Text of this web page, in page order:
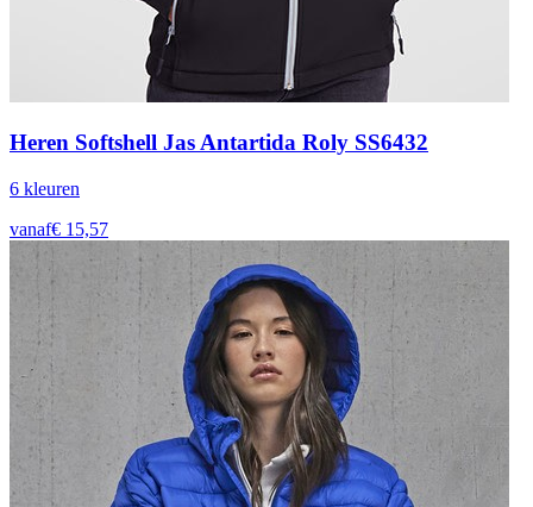
Heren Softshell Jas Antartida Roly SS6432
6 kleuren
vanaf€ 15,57